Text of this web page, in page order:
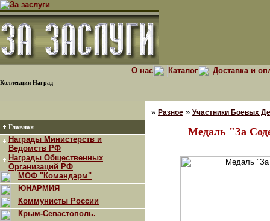
Коллекция Наград
О нас Каталог Доставка и
Главная
Награды Министерств и
Ведомств РФ
Награды Общественных
Организаций РФ
МОФ "Командарм"
ЮНАРМИЯ
Коммунисты России
Крым-Севастополь.
» Разное » Участники Боевых
Медаль "За